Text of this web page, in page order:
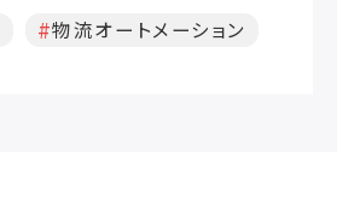
物流オートメーション